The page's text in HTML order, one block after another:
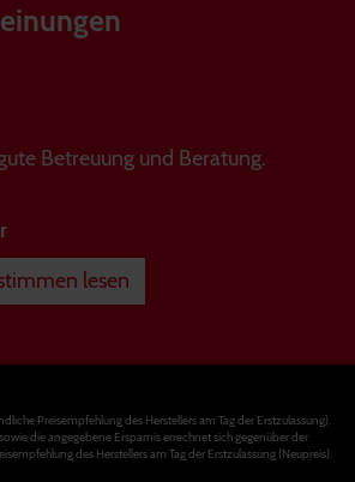
Betreuung und Beratung.
lesen
Preisempfehlung des Herstellers am Tag der Erstzulassung).
die angegebene Ersparnis errechnet sich gegenüber der
des Herstellers am Tag der Erstzulassung (Neupreis).